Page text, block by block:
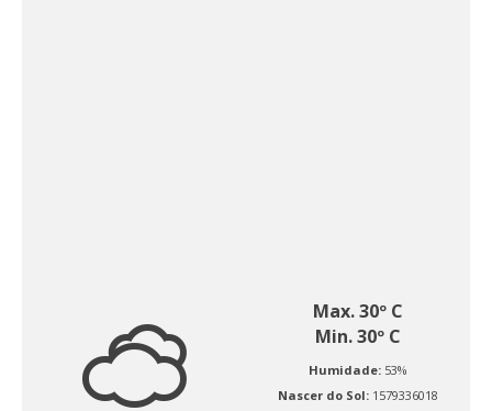
Max. 30º C
Min. 30º C
Humidade: 53%
Nascer do Sol: 1579336018